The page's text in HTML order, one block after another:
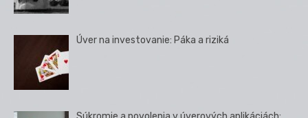
Úver na investovanie: Páka a riziká